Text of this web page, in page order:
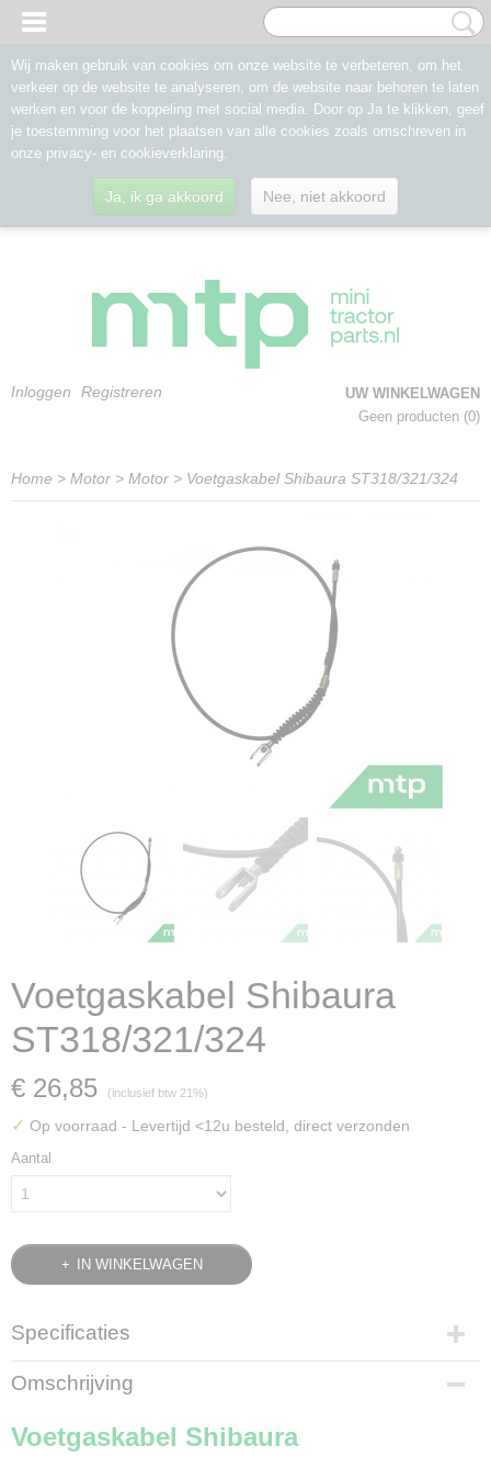
Inloggen Registreren
UW WINKELWAGEN
Geen producten (0)
Home > Motor > Motor > Voetgaskabel Shibaura ST318/321/324
Voetgaskabel Shibaura
ST318/321/324
€ 26,85 (inclusief btw 21%)
✓ Op voorraad - Levertijd <12u besteld, direct verzonden
Aantal
IN WINKELWAGEN
Specificaties
Bruto gewicht
0,20 Kg
Omschrijving
Voetgaskabel Shibaura
Wij maken gebruik van cookies om onze website te verbeteren, om het
verkeer op de website te analyseren, om de website naar behoren te laten
werken en voor de koppeling met social media. Door op Ja te klikken, geef
je toestemming voor het plaatsen van alle cookies zoals omschreven in
onze privacy- en cookieverklaring.
Ja, ik ga akkoord Nee, niet akkoord